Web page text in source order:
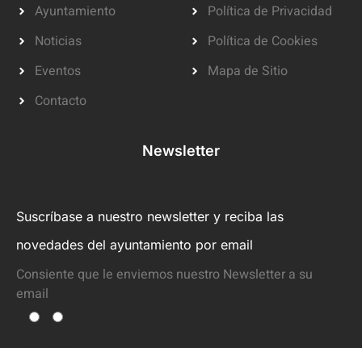
Ayuntamiento
Noticias
Eventos
Contacto
Política de Privacidad
Política de Cookies
Mapa de Sitio
Newsletter
Suscríbase a nuestro newsletter y reciba las
novedades del ayuntamiento por email
Consiente que le enviemos nuestro Newsletter a su
email